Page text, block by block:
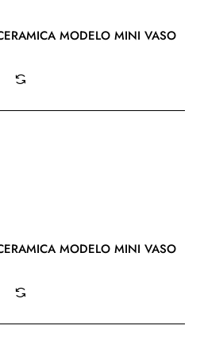
MODELO MINI VASO
MODELO MINI VASO